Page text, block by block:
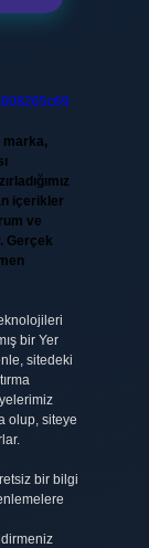
marka,
içerikler
ve
Gerçek
bir Yer
sitedeki
olup, siteye
bir bilgi